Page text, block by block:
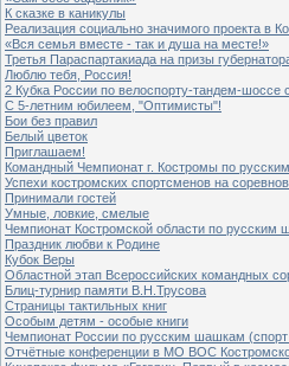
К сказке в каникулы
Реализация социально значимого проекта в
«Вся семья вместе - так и душа на месте!»
Третья Параспартакиада на призы
Люблю тебя, Россия!
2 Кубка России по велоспорту-тандем-шоссе
С 5-летним юбилеем, "Оптимисты"!
Бои без правил
Белый цветок
Приглашаем!
Командный Чемпионат г. Костромы по
Успехи костромских спортсменов на
Принимали гостей
Умные, ловкие, смелые
Чемпионат Костромской области по русским
Праздник любви к Родине
Кубок Веры
Областной этап Всероссийских командных
Блиц-турнир памяти В.Н.Трусова
Страницы тактильных книг
Особым детям - особые книги
Чемпионат России по русским шашкам
Отчётные конференции в МО ВОС